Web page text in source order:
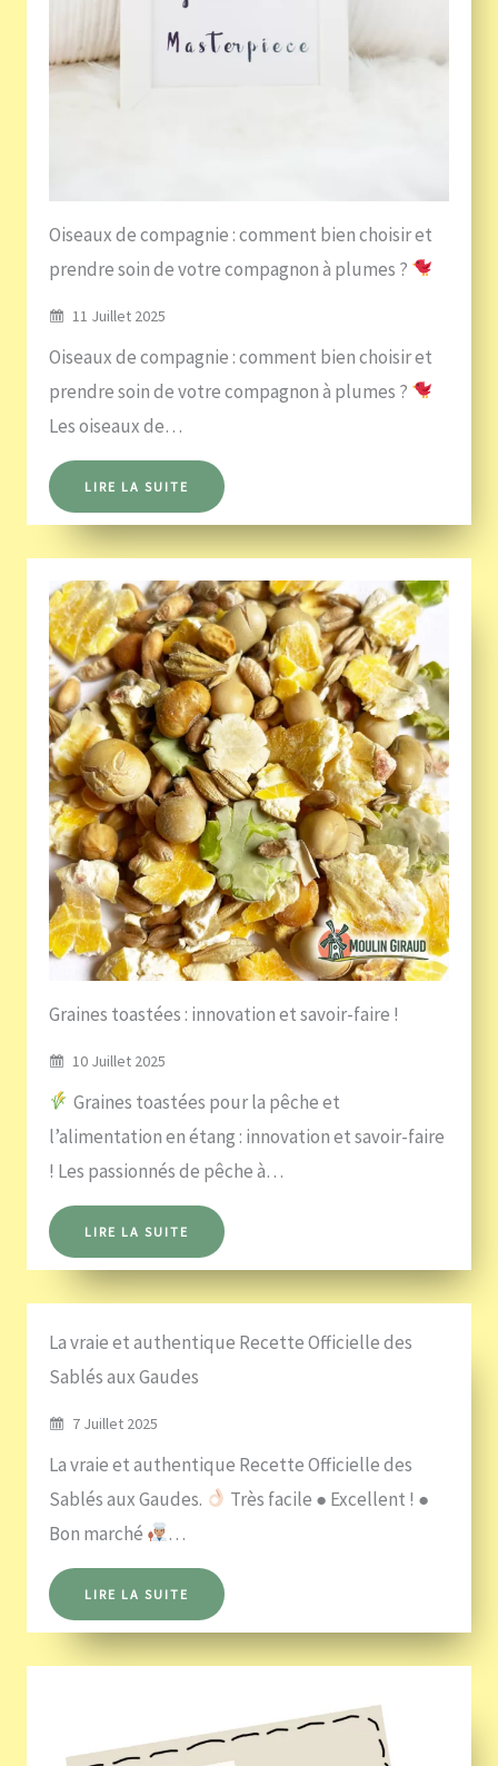
Oiseaux de compagnie : comment bien choisir et
prendre soin de votre compagnon à plumes ?
11 Juillet 2025
Oiseaux de compagnie : comment bien choisir et
prendre soin de votre compagnon à plumes ?
Les oiseaux de…
LIRE LA SUITE
Graines toastées : innovation et savoir-faire !
10 Juillet 2025
Graines toastées pour la pêche et
l’alimentation en étang : innovation et savoir-faire
! Les passionnés de pêche à…
LIRE LA SUITE
La vraie et authentique Recette Officielle des
Sablés aux Gaudes
7 Juillet 2025
La vraie et authentique Recette Officielle des
Sablés aux Gaudes.
Très facile ● Excellent ! ●
Bon marché
…
LIRE LA SUITE